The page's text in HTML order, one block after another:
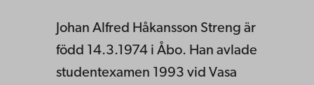
Johan Alfred Håkansson Streng är
född 14.3.1974 i Åbo. Han avlade
studentexamen 1993 vid Vasa